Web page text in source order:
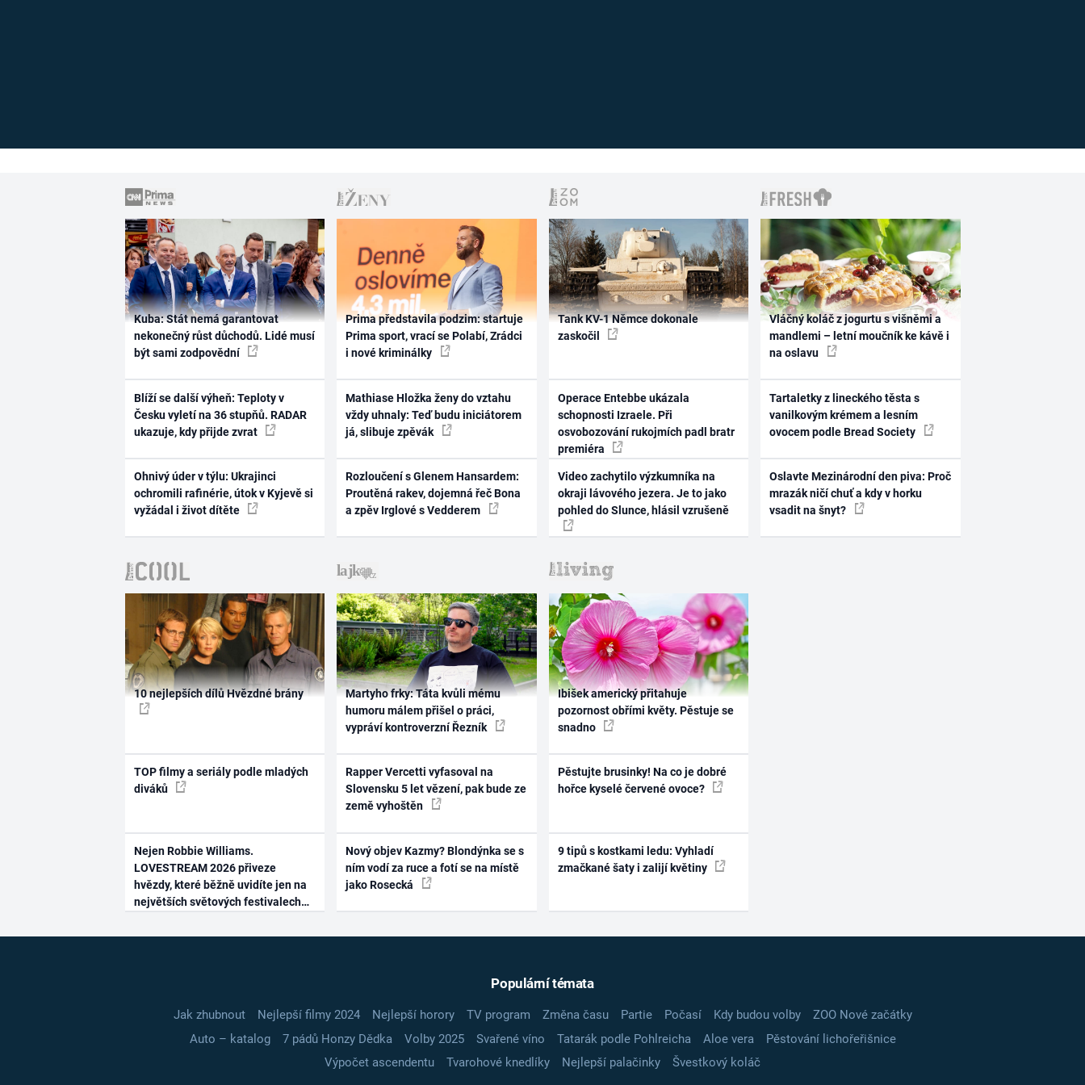
Kuba: Stát nemá garantovat
nekonečný růst důchodů. Lidé musí
být sami zodpovědní
Blíží se další výheň: Teploty v
Česku vyletí na 36 stupňů. RADAR
ukazuje, kdy přijde zvrat
Ohnivý úder v týlu: Ukrajinci
ochromili rafinérie, útok v Kyjevě si
vyžádal i život dítěte
Prima představila podzim: startuje
Prima sport, vrací se Polabí, Zrádci
i nové kriminálky
Mathiase Hložka ženy do vztahu
vždy uhnaly: Teď budu iniciátorem
já, slibuje zpěvák
Rozloučení s Glenem Hansardem:
Proutěná rakev, dojemná řeč Bona
a zpěv Irglové s Vedderem
Tank KV-1 Němce dokonale
zaskočil
Operace Entebbe ukázala
schopnosti Izraele. Při
osvobozování rukojmích padl bratr
premiéra
Video zachytilo výzkumníka na
okraji lávového jezera. Je to jako
pohled do Slunce, hlásil vzrušeně
Vláčný koláč z jogurtu s višněmi a
mandlemi – letní moučník ke kávě i
na oslavu
Tartaletky z lineckého těsta s
vanilkovým krémem a lesním
ovocem podle Bread Society
Oslavte Mezinárodní den piva: Proč
mrazák ničí chuť a kdy v horku
vsadit na šnyt?
10 nejlepších dílů Hvězdné brány
TOP filmy a seriály podle mladých
diváků
Nejen Robbie Williams.
LOVESTREAM 2026 přiveze
hvězdy, které běžně uvidíte jen na
největších světových festivalech
Martyho frky: Táta kvůli mému
humoru málem přišel o práci,
vypráví kontroverzní Řezník
Rapper Vercetti vyfasoval na
Slovensku 5 let vězení, pak bude ze
země vyhoštěn
Nový objev Kazmy? Blondýnka se s
ním vodí za ruce a fotí se na místě
jako Rosecká
Ibišek americký přitahuje
pozornost obřími květy. Pěstuje se
snadno
Pěstujte brusinky! Na co je dobré
hořce kyselé červené ovoce?
9 tipů s kostkami ledu: Vyhladí
zmačkané šaty i zalijí květiny
Populární témata
Jak zhubnout Nejlepší filmy 2024 Nejlepší horory TV program Změna času Partie Počasí Kdy budou volby
ZOO Nové začátky
Auto – katalog
7 pádů Honzy Dědka Volby 2025 Svařené víno Tatarák podle Pohlreicha Aloe vera
Pěstování lichořeřišnice
Výpočet ascendentu
Tvarohové knedlíky Nejlepší palačinky Švestkový koláč